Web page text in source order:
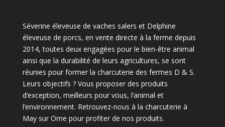
Séverine éleveuse de vaches salers et Delphine
éleveuse de porcs, en vente directe à la ferme depuis
2014, toutes deux engagées pour le bien-être animal
ainsi que la durabilité de leurs agricultures, se sont
réunies pour former la charcuterie des fermes D & S.
Leurs objectifs ? Vous proposer des produits
d’exception, meilleurs pour vous, l’animal et
l’environnement. Retrouvez-nous à la charcuterie à
May sur Orne pour profiter de nos produits.